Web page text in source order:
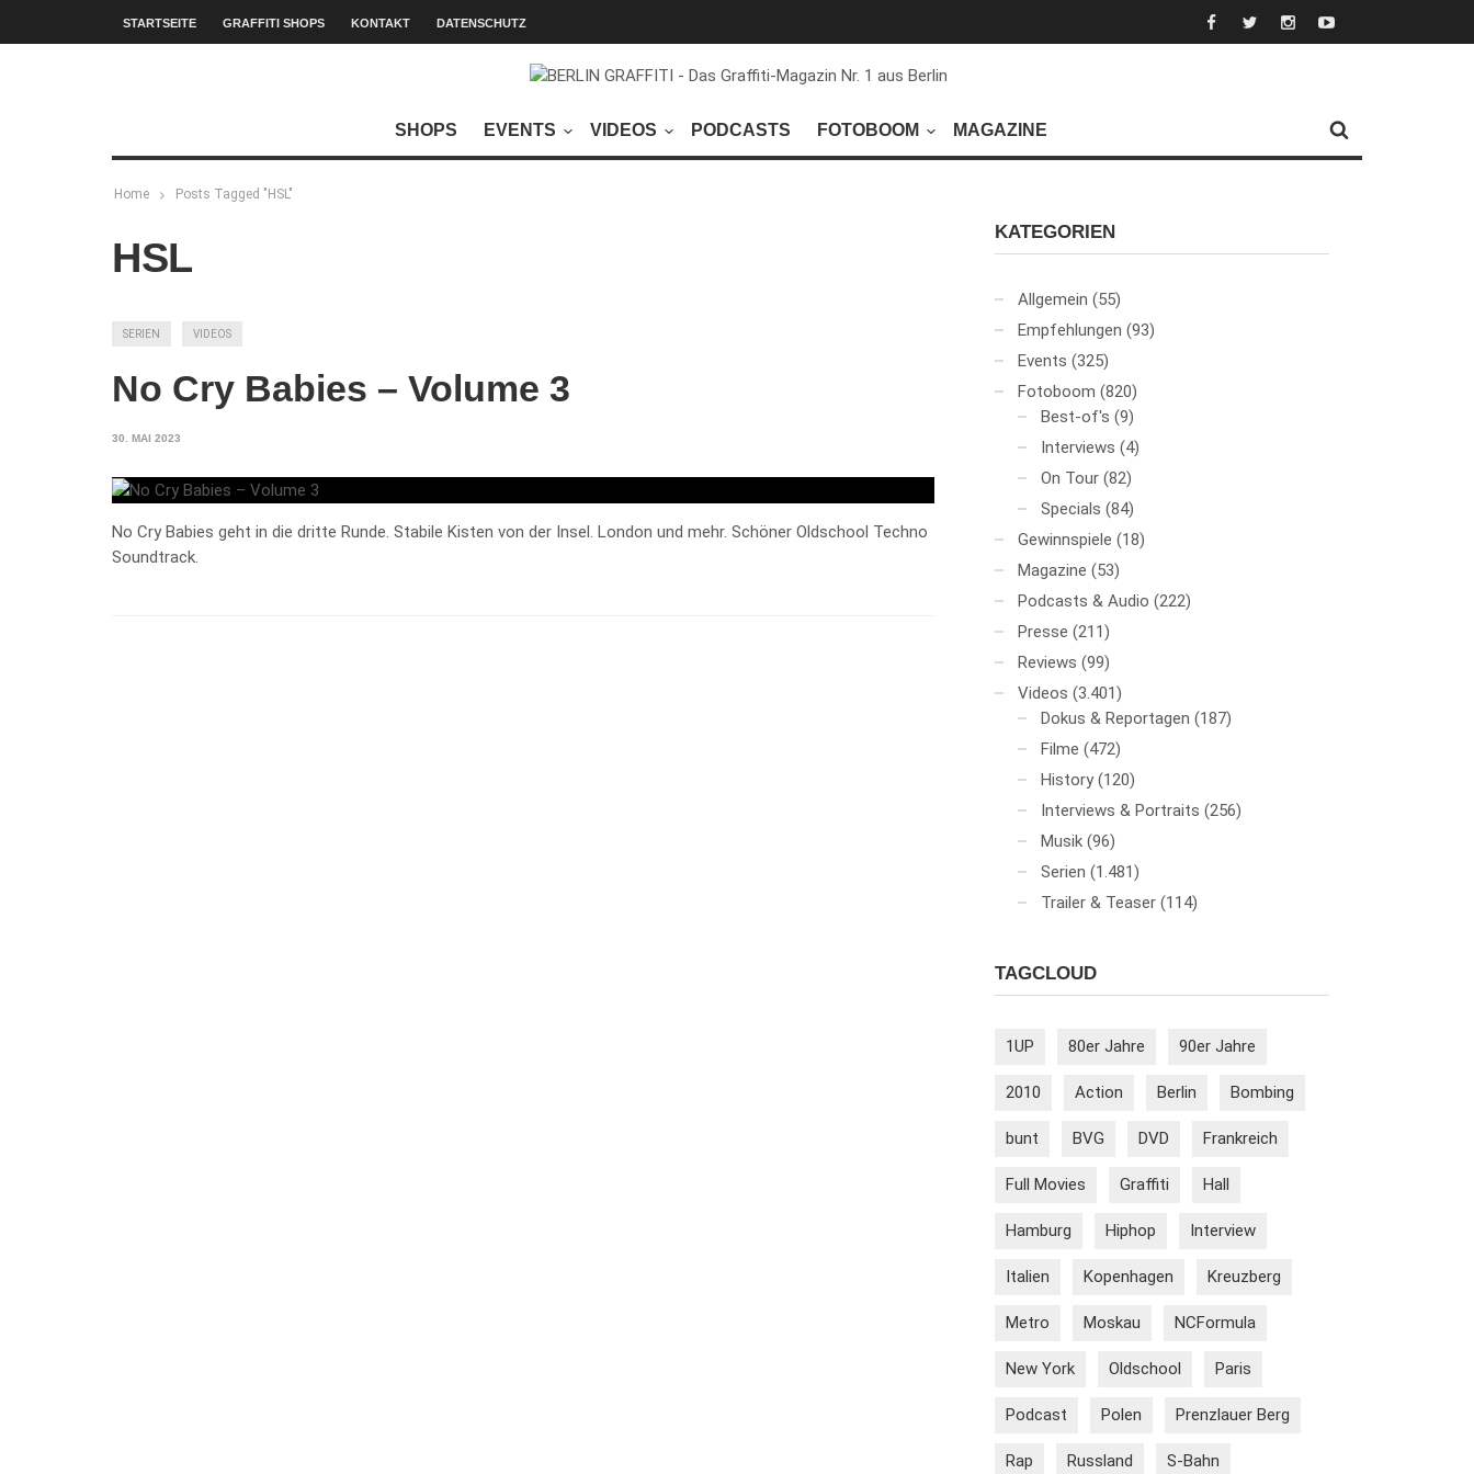
STARTSEITE GRAFFITI SHOPS KONTAKT DATENSCHUTZ
SHOPS EVENTS VIDEOS PODCASTS FOTOBOOM MAGAZINE
Home Posts Tagged "HSL"
HSL
SERIEN VIDEOS
No Cry Babies – Volume 3
30. MAI 2023
No Cry Babies geht in die dritte Runde. Stabile Kisten von der Insel. London und mehr. Schöner Oldschool Techno
Soundtrack.
KATEGORIEN
Allgemein (55)
Empfehlungen (93)
Events (325)
Fotoboom (820)
Best-of's (9)
Interviews (4)
On Tour (82)
Specials (84)
Gewinnspiele (18)
Magazine (53)
Podcasts & Audio (222)
Presse (211)
Reviews (99)
Videos (3.401)
Dokus & Reportagen (187)
Filme (472)
History (120)
Interviews & Portraits (256)
Musik (96)
Serien (1.481)
Trailer & Teaser (114)
TAGCLOUD
1UP 80er Jahre 90er Jahre
2010 Action Berlin Bombing
bunt BVG DVD Frankreich
Full Movies Graffiti Hall
Hamburg Hiphop Interview
Italien Kopenhagen Kreuzberg
Metro Moskau NCFormula
New York Oldschool Paris
Podcast Polen Prenzlauer Berg
Rap Russland S-Bahn